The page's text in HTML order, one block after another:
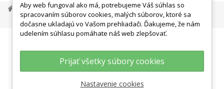
Detské Aktivity, Didaktika
Hry V Kolektíve
Látkové Padáky
Set Malých Padákov - 6 Ks 127 X 83 Cm
Aby web fungoval ako má, potrebujeme Váš súhlas so
spracovaním súborov cookies, malých súborov, ktoré sa
dočasne ukladajú vo Vašom prehliadači. Ďakujeme, že nám
udelením súhlasu pomáhate náš web zlepšovať.
Prijať všetky súbory cookies
Nastavenie cookies